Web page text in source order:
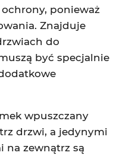
ponieważ
Znajduje
do
być specjalnie
wpuszczany
drzwi, a jedynymi
na zewnątrz są